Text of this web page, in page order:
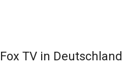
TV in Deutschland